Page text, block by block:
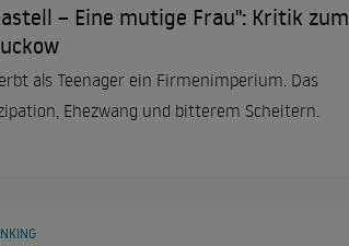
– Eine mutige Frau": Kritik zum
als Teenager ein Firmenimperium. Das
Ehezwang und bitterem Scheitern.